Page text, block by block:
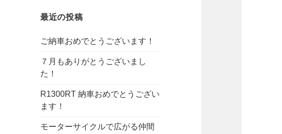
最近の投稿
ご納車おめでとうございます！
７月もありがとうございまし
た！
R1300RT 納車おめでとうござい
ます！
モーターサイクルで広がる仲間